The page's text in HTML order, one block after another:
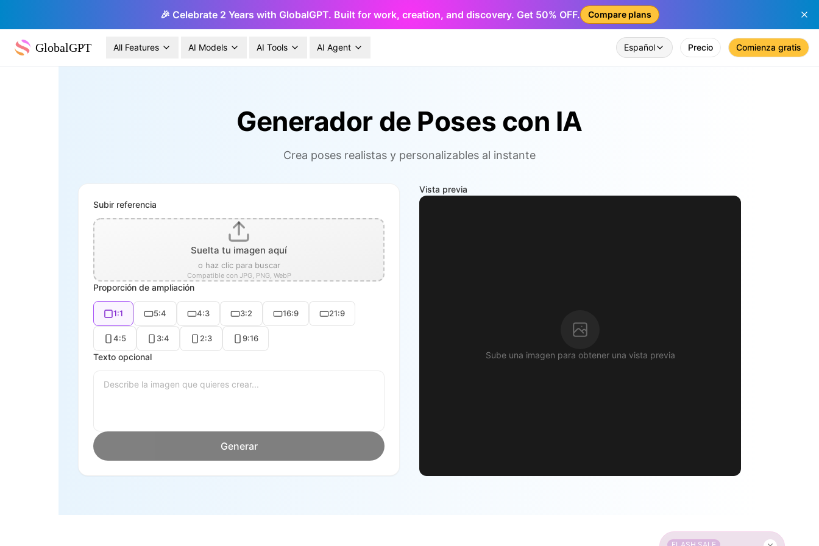
🎉 Celebrate 2 Years with GlobalGPT. Built for work, creation, and discovery. Get 50% OFF. Compare plans
GlobalGPT All Features AI Models AI Tools AI Agent Español Precio Comienza gratis
Generador de Poses con IA
Crea poses realistas y personalizables al instante
Subir referencia
Suelta tu imagen aquí
o haz clic para buscar
Compatible con JPG, PNG, WebP
Proporción de ampliación
1:1 5:4 4:3 3:2 16:9 21:9
4:5 3:4 2:3 9:16
Texto opcional
Generar
Vista previa
Sube una imagen para obtener una vista previa